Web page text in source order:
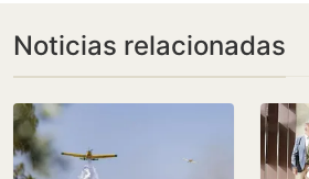
Noticias relacionadas